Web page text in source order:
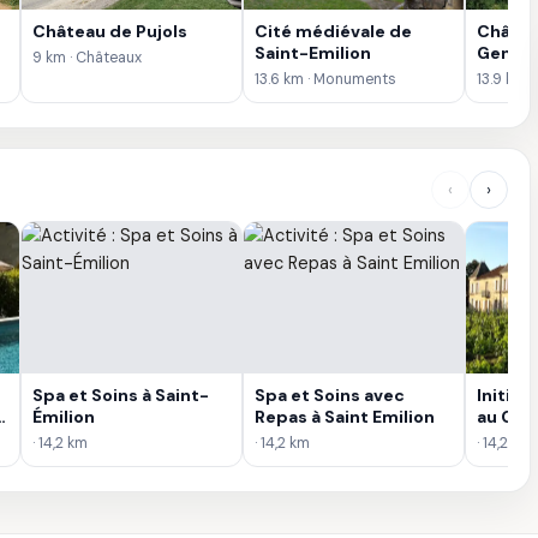
Château de Pujols
9 km · Châteaux
Cité médiévale de
Saint-Emilion
13.6 km · Monuments
Gensac
13.9 km ·
‹ ›
Spa et Soins à Saint-
Émilion
· 14,2 km
Spa et Soins avec
Repas à Saint Emilion
· 14,2 km
au
L'Âne
· 14,2 km